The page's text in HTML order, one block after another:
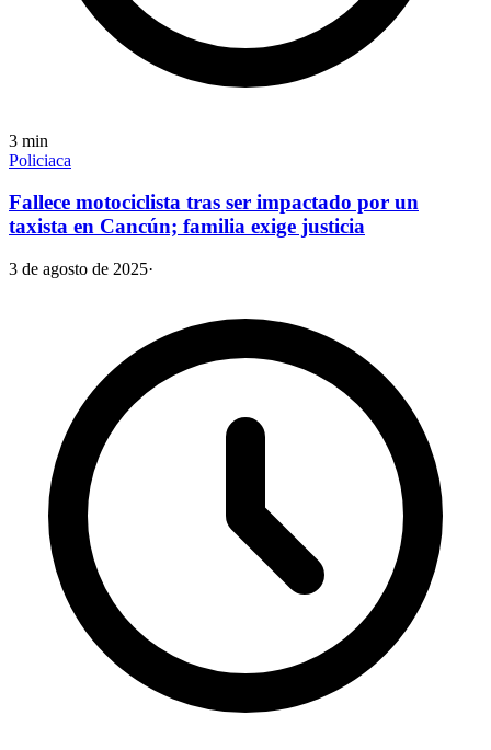
3 min
Policiaca
Fallece motociclista tras ser impactado por un
taxista en Cancún; familia exige justicia
3 de agosto de 2025·